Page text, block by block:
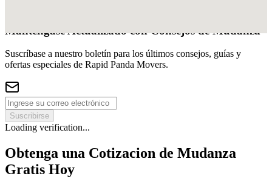
Mantengase Actualizado con Consejos de Mudanza
Suscríbase a nuestro boletín para los últimos consejos, guías y
ofertas especiales de Rapid Panda Movers.
Suscribirse
Loading verification...
Obtenga una Cotizacion de Mudanza
Gratis Hoy